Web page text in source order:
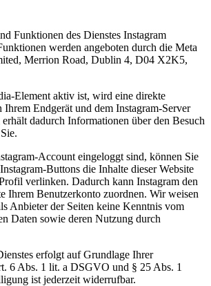
Funktionen des Dienstes Instagram
werden angeboten durch die Meta
Merrion Road, Dublin 4, D04 X2K5,
Element aktiv ist, wird eine direkte
Endgerät und dem Instagram-Server
dadurch Informationen über den Besuch
Account eingeloggt sind, können Sie
Buttons die Inhalte dieser Website
verlinken. Dadurch kann Instagram den
Ihrem Benutzerkonto zuordnen. Wir weisen
Anbieter der Seiten keine Kenntnis vom
Daten sowie deren Nutzung durch
erfolgt auf Grundlage Ihrer
6 Abs. 1 lit. a DSGVO und § 25 Abs. 1
ist jederzeit widerrufbar.